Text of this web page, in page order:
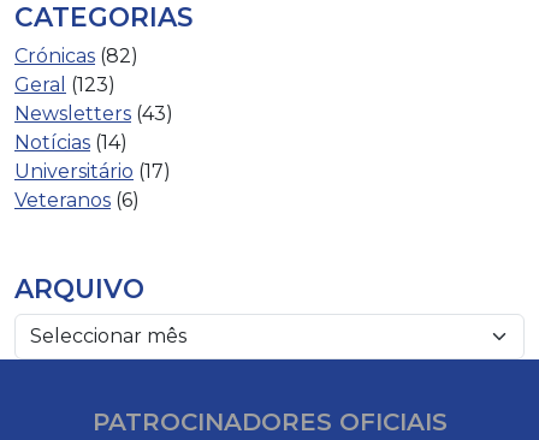
CATEGORIAS
Crónicas (82)
Geral (123)
Newsletters (43)
Notícias (14)
Universitário (17)
Veteranos (6)
ARQUIVO
PATROCINADORES OFICIAIS